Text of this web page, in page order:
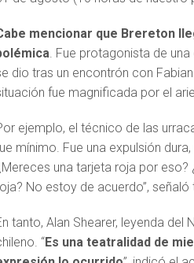
mencionar que Brereton
. Fue protagonista de
dio tras un encontrón con
fue magnificada por el
ejemplo, el técnico de las
mínimo. Fue una expulsión
una tarjeta roja por
No estoy de acuerdo”, señaló
tanto, Alan Shearer, leyenda
“Es una teatralidad de